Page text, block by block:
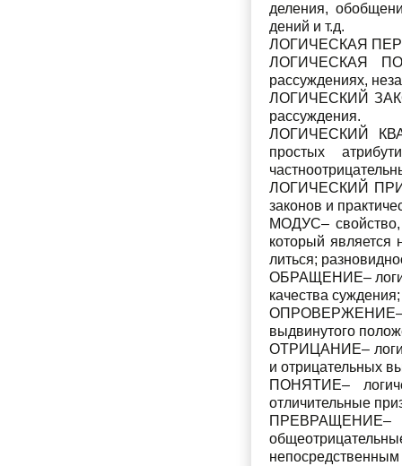
деления,
дений и т.д.
ЛОГИЧЕСКАЯ
ЛОГИЧЕСКАЯ
рассуждениях,
ЛОГИЧЕСКИЙ
рассуждения.
ЛОГИЧЕСКИЙ
простых
ЛОГИЧЕСКИЙ
законов и
МОДУС– свойство,
который
литься;
ОБРАЩЕНИЕ–
качества
ОПРОВЕРЖЕНИЕ–
выдвинутого
ОТРИЦАНИЕ–
и отрицательных
ПОНЯТИЕ–
отличительные
ПРЕВРАЩЕНИЕ–